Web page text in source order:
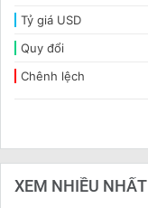
Tỷ giá USD
Quy đổi
Chênh lệch
XEM NHIỀU NHẤT